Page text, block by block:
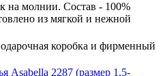
на молнии. Состав - 100%
из мягкой и нежной
коробка и фирменный